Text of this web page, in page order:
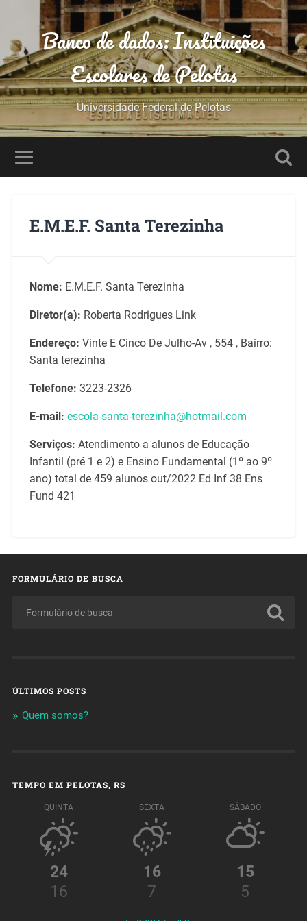
Banco de dados: Instituições
Escolares de Pelotas
Universidade Federal de Pelotas
E.M.E.F. Santa Terezinha
Nome: E.M.E.F. Santa Terezinha
Diretor(a): Roberta Rodrigues Link
Endereço: Vinte E Cinco De Julho-Av , 554 , Bairro:
Santa terezinha
Telefone: 3223-2326
E-mail: escola-santa-terezinha@hotmail.com
Serviços: Atendimento a alunos de Educação
Infantil (pré 1 e 2) e Ensino Fundamental (1º ao 9º
ano) total de 459 alunos out/2022 Ed Inf 38 Ens
Fund 421
FORMULÁRIO DE BUSCA
ÚLTIMOS POSTS
Quem somos?
TEMPO EM PELOTAS, RS
QUINTA
24
16
SEXTA
16
7
SÁBADO
15
5